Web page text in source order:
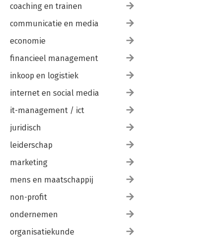
coaching en trainen
communicatie en media
economie
financieel management
inkoop en logistiek
internet en social media
it-management / ict
juridisch
leiderschap
marketing
mens en maatschappij
non-profit
ondernemen
organisatiekunde